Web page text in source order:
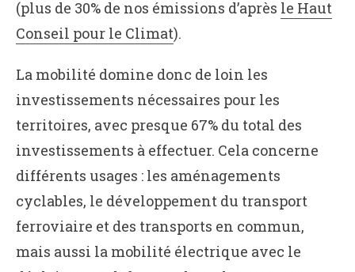
(plus de 30% de nos émissions d’après le Haut
Conseil pour le Climat).
La mobilité domine donc de loin les
investissements nécessaires pour les
territoires, avec presque 67% du total des
investissements à effectuer. Cela concerne
différents usages : les aménagements
cyclables, le développement du transport
ferroviaire et des transports en commun,
mais aussi la mobilité électrique avec le